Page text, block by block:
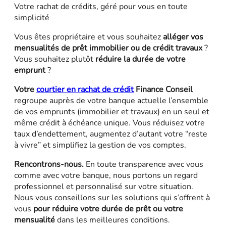
Votre rachat de crédits, géré pour vous en toute
simplicité
Vous êtes propriétaire et vous souhaitez alléger vos
mensualités de prêt immobilier ou de crédit travaux?
Vous souhaitez plutôt réduire la durée de votre
emprunt?
Votrecourtier en rachat de créditFinance Conseil
regroupe auprès de votre banque actuelle l’ensemble
de vos emprunts (immobilier et travaux) en un seul et
même crédit à échéance unique. Vous réduisez votre
taux d’endettement, augmentez d’autant votre “reste
à vivre” et simplifiez la gestion de vos comptes.
Rencontrons-nous. En toute transparence avec vous
comme avec votre banque, nous portons un regard
professionnel et personnalisé sur votre situation.
Nous vous conseillons sur les solutions qui s’offrent à
vous pour réduire votre durée de prêt ou votre
mensualitédans les meilleures conditions.